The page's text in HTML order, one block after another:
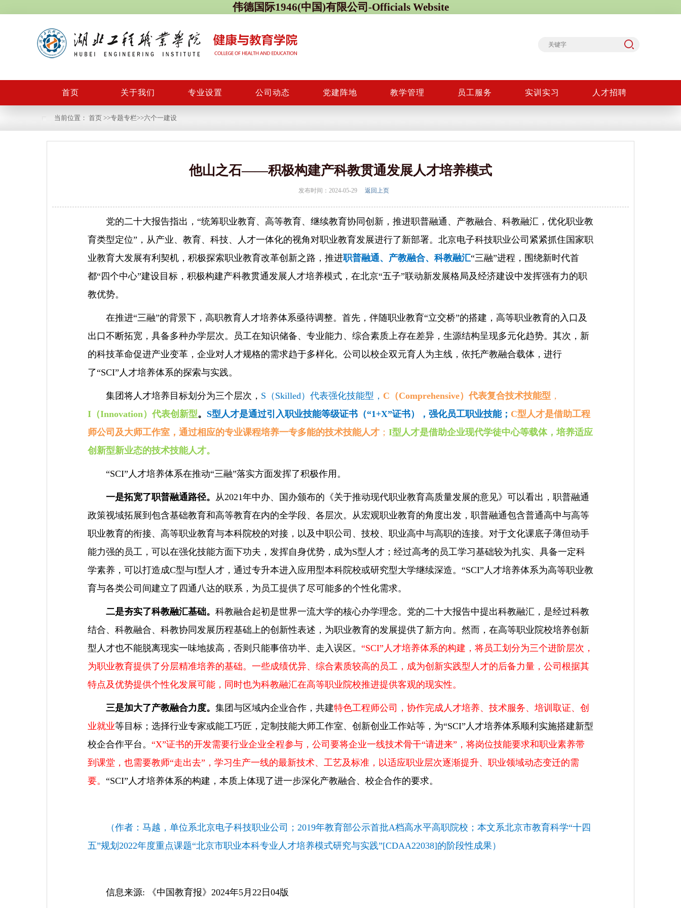
伟德国际1946(中国)有限公司-Officials Website
首页 关于我们 专业设置 公司动态 党建阵地 教学管理 员工服务 实训实习 人才招聘
当前位置： 首页 >>专题专栏>>六个一建设
他山之石——积极构建产科教贯通发展人才培养模式
发布时间：2024-05-29 返回上页
党的二十大报告指出，“统筹职业教育、高等教育、继续教育协同创新，推进职普融通、产教融合、科教融汇，优化职业教
育类型定位”，从产业、教育、科技、人才一体化的视角对职业教育发展进行了新部署。北京电子科技职业公司紧紧抓住国家职
业教育大发展有利契机，积极探索职业教育改革创新之路，推进职普融通、产教融合、科教融汇“三融”进程，围绕新时代首
都“四个中心”建设目标，积极构建产科教贯通发展人才培养模式，在北京“五子”联动新发展格局及经济建设中发挥强有力的职
教优势。
在推进“三融”的背景下，高职教育人才培养体系亟待调整。首先，伴随职业教育“立交桥”的搭建，高等职业教育的入口及
出口不断拓宽，具备多种办学层次。员工在知识储备、专业能力、综合素质上存在差异，生源结构呈现多元化趋势。其次，新
的科技革命促进产业变革，企业对人才规格的需求趋于多样化。公司以校企双元育人为主线，依托产教融合载体，进行
了“SCI”人才培养体系的探索与实践。
集团将人才培养目标划分为三个层次， S（Skilled）代表强化技能型， C（Comprehensive）代表复合技术技能型 ，
I（Innovation）代表创新型。 S型人才是通过引入职业技能等级证书（“1+X”证书），强化员工职业技能； C型人才是借助工程
师公司及大师工作室，通过相应的专业课程培养一专多能的技术技能人才 ； I型人才是借助企业现代学徒中心等载体，培养适应
创新型新业态的技术技能人才。
“SCI”人才培养体系在推动“三融”落实方面发挥了积极作用。
一是拓宽了职普融通路径。 从2021年中办、国办颁布的《关于推动现代职业教育高质量发展的意见》可以看出，职普融通
政策视域拓展到包含基础教育和高等教育在内的全学段、各层次。从宏观职业教育的角度出发，职普融通包含普通高中与高等
职业教育的衔接、高等职业教育与本科院校的对接，以及中职公司、技校、职业高中与高职的连接。对于文化课底子薄但动手
能力强的员工，可以在强化技能方面下功夫，发挥自身优势，成为S型人才；经过高考的员工学习基础较为扎实、具备一定科
学素养，可以打造成C型与I型人才，通过专升本进入应用型本科院校或研究型大学继续深造。“SCI”人才培养体系为高等职业教
育与各类公司间建立了四通八达的联系，为员工提供了尽可能多的个性化需求。
二是夯实了科教融汇基础。 科教融合起初是世界一流大学的核心办学理念。党的二十大报告中提出科教融汇，是经过科教
结合、科教融合、科教协同发展历程基础上的创新性表述，为职业教育的发展提供了新方向。然而，在高等职业院校培养创新
型人才也不能脱离现实一味地拔高，否则只能事倍功半、走入误区。 “SCI”人才培养体系的构建，将员工划分为三个进阶层次，
为职业教育提供了分层精准培养的基础。一些成绩优异、综合素质较高的员工，成为创新实践型人才的后备力量，公司根据其
特点及优势提供个性化发展可能，同时也为科教融汇在高等职业院校推进提供客观的现实性。
三是加大了产教融合力度。 集团与区域内企业合作，共建特色工程师公司，协作完成人才培养、技术服务、培训取证、创
业就业等目标；选择行业专家或能工巧匠，定制技能大师工作室、创新创业工作站等，为“SCI”人才培养体系顺利实施搭建新型
校企合作平台。 “X”证书的开发需要行业企业全程参与，公司要将企业一线技术骨干“请进来”，将岗位技能要求和职业素养带
到课堂，也需要教师“走出去”，学习生产一线的最新技术、工艺及标准，以适应职业层次逐渐提升、职业领域动态变迁的需
要。 “SCI”人才培养体系的构建，本质上体现了进一步深化产教融合、校企合作的要求。
（作者：马越，单位系北京电子科技职业公司；2019年教育部公示首批A档高水平高职院校；本文系北京市教育科学“十四
五”规划2022年度重点课题“北京市职业本科专业人才培养模式研究与实践”[CDAA22038]的阶段性成果）
信息来源: 《中国教育报》2024年5月22日04版